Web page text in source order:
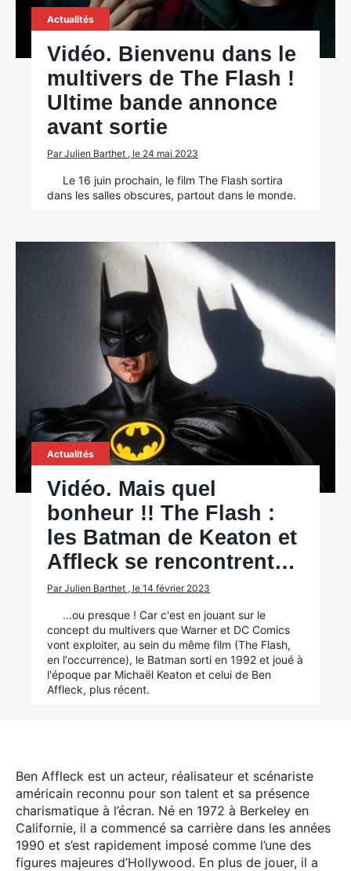
Ben Affleck est un acteur, réalisateur et scénariste
américain reconnu pour son talent et sa présence
charismatique à l’écran. Né en 1972 à Berkeley en
Californie, il a commencé sa carrière dans les années
1990 et s’est rapidement imposé comme l’une des
figures majeures d’Hollywood. En plus de jouer, il a
Actualités
Vidéo. Bienvenu dans le
multivers de The Flash !
Ultime bande annonce
avant sortie
Par Julien Barthet , le 24 mai 2023
Le 16 juin prochain, le film The Flash sortira
dans les salles obscures, partout dans le monde.
Actualités
Vidéo. Mais quel
bonheur !! The Flash :
les Batman de Keaton et
Affleck se rencontrent…
Par Julien Barthet , le 14 février 2023
...ou presque ! Car c'est en jouant sur le
concept du multivers que Warner et DC Comics
vont exploiter, au sein du même film (The Flash,
en l'occurrence), le Batman sorti en 1992 et joué à
l'époque par Michaël Keaton et celui de Ben
Affleck, plus récent.